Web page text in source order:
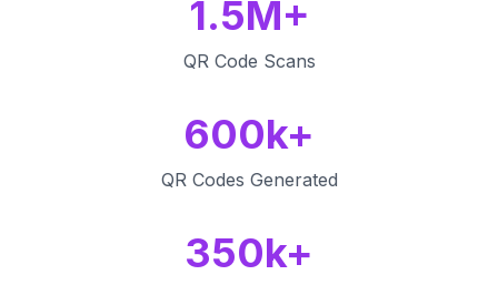
1.5M+
QR Code Scans
600k+
QR Codes Generated
350k+